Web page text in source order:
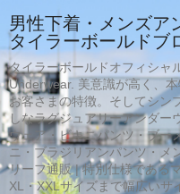
男性下着・メンズア
タイラーボールドブ
タイラーボールドオフィシャ
Underwear. 美意識が高く、
お客さまの特徴。そしてシン
しなラグジュアリーアンダー
ウェア・ビキニパンツ・ブー
ニ・ブラジリアンパンツ・メ
リーフ通販 | 特別仕様である
XL・XXLサイズまで幅広いサ